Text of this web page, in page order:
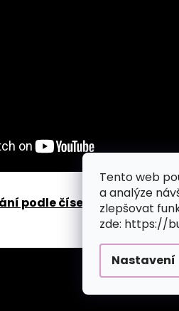
Tento web
a analýze
zlepšovat
zde: https://
Nastavení
podle čísel zde.